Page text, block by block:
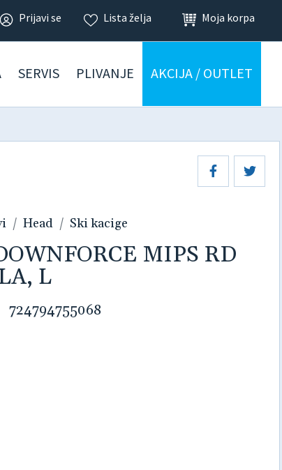
Prijavi se Lista želja Moja korpa
SERVIS PLIVANJE AKCIJA / OUTLET
Head Ski kacige
MIPS RD
L
724794755068